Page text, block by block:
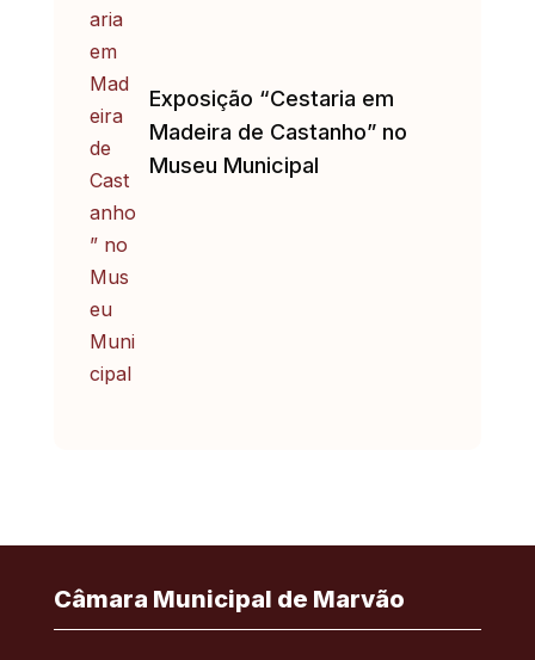
Exposição “Cestaria em
Madeira de Castanho” no
Museu Municipal
Câmara Municipal de Marvão